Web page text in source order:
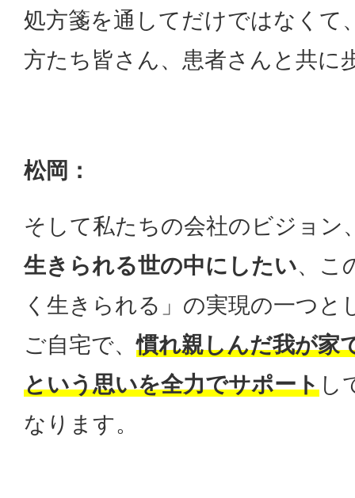
処方箋を通してだけではなくて
方たち皆さん、患者さんと共に
松岡：
そして私たちの会社のビジョン
生きられる世の中にしたい、こ
く生きられる」の実現の一つと
ご自宅で、慣れ親しんだ我が家
という思いを全力でサポートし
なります。